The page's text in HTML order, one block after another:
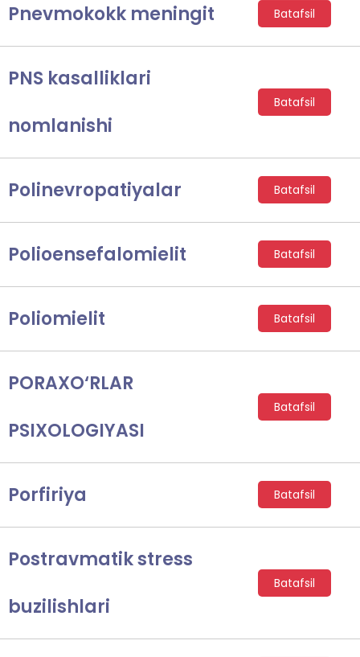
Pnevmokokk meningit Batafsil
PNS kasalliklari
nomlanishi
Batafsil
Polinevropatiyalar Batafsil
Polioensefalomielit Batafsil
Poliomielit Batafsil
PORAXO‘RLAR
PSIXOLOGIYASI
Batafsil
Porfiriya Batafsil
Postravmatik stress
buzilishlari
Batafsil